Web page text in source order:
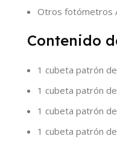
Otros fotómetros
Contenido
1 cubeta patrón
1 cubeta patrón
1 cubeta patrón
1 cubeta patrón